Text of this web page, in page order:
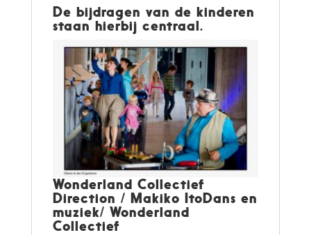
De bijdragen van de kinderen
staan hierbij centraal.
Wonderland Collectief
Direction / Makiko ItoDans en
muziek/ Wonderland
Collectief